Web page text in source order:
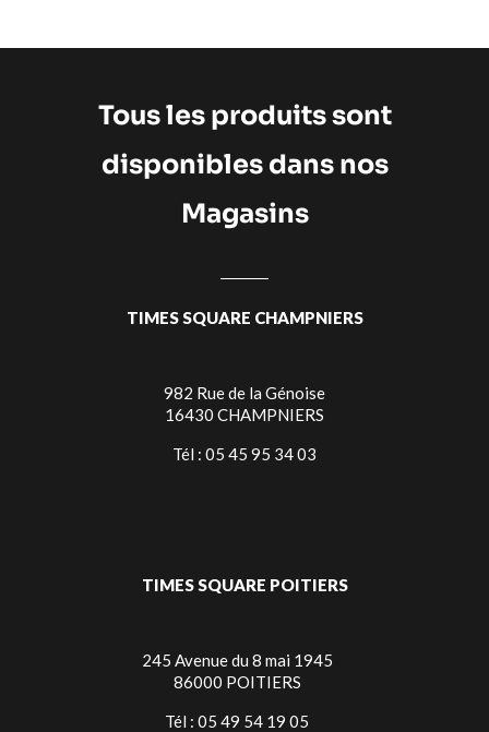
Tous les produits sont
disponibles dans nos
Magasins
TIMES SQUARE CHAMPNIERS
982 Rue de la Génoise
16430 CHAMPNIERS
Tél : 05 45 95 34 03
TIMES SQUARE POITIERS
245 Avenue du 8 mai 1945
86000 POITIERS
Tél : 05 49 54 19 05